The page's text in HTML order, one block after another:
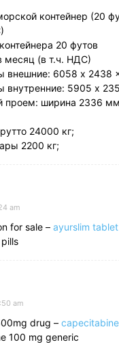
контейнер (20
20 футов
месяц (в т.ч. НДС)
внешние: 6058 x 2438
внутренние: 5905 x
проем: ширина 2336
24000 кг;
2200 кг;
am
for sale – ayurslim tablet
am
drug –
100 mg generic